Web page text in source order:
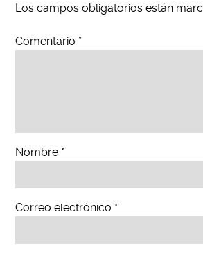
Los campos obligatorios están
Comentario *
Nombre *
Correo electrónico *